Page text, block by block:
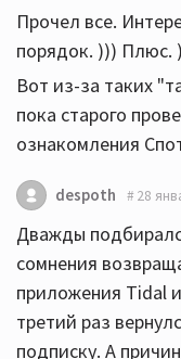
Прочел все.
порядок. ))) Плюс.
Вот из-за таких
пока старого
ознакомления
despoth 28
Дважды
сомнения
приложения Tidal
третий раз
подписку. А